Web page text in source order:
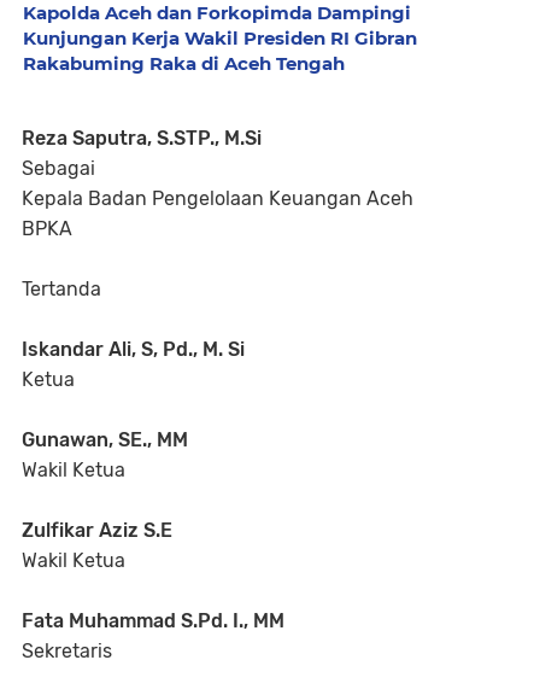
Kapolda Aceh dan Forkopimda Dampingi
Kunjungan Kerja Wakil Presiden RI Gibran
Rakabuming Raka di Aceh Tengah
Reza Saputra, S.STP., M.Si
Sebagai
Kepala Badan Pengelolaan Keuangan Aceh
BPKA
Tertanda
Iskandar Ali, S, Pd., M. Si
Ketua
Gunawan, SE., MM
Wakil Ketua
Zulfikar Aziz S.E
Wakil Ketua
Fata Muhammad S.Pd. I., MM
Sekretaris